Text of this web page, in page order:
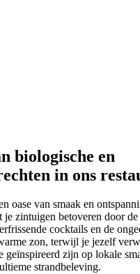
biologische en
in ons
oase van smaak en
je zintuigen betoveren door
cocktails en de
zon, terwijl je jezelf
geïnspireerd zijn op lokale
strandbeleving.